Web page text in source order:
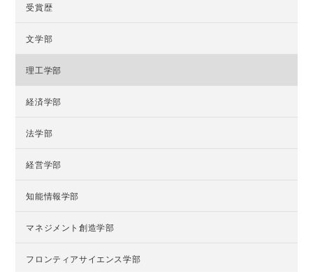
受賞歴
文学部
理工学部
経済学部
法学部
経営学部
知能情報学部
マネジメント創造学部
フロンティアサイエンス学部